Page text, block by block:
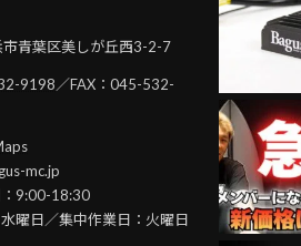
市青葉区美しが丘西3-2-7
9198／FAX：045-532-
mc.jp
：9:00-18:30
曜日／集中作業日：火曜日